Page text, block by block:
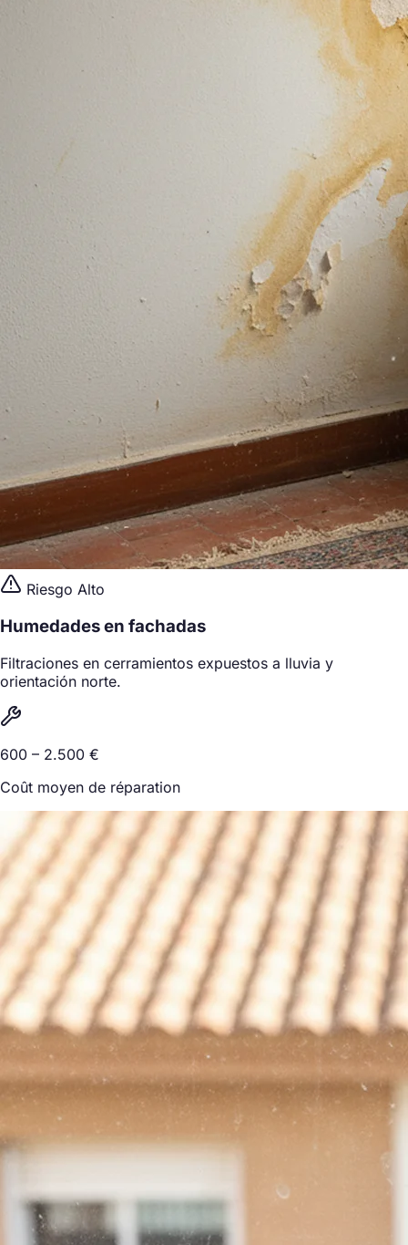
Riesgo Alto
Humedades en fachadas
Filtraciones en cerramientos expuestos a lluvia y
orientación norte.
600 – 2.500 €
Coût moyen de réparation